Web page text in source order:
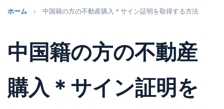
ホーム › 中国籍の方の不動産購入＊サイン証明を取得する方法
中国籍の方の不動産
購入＊サイン証明を